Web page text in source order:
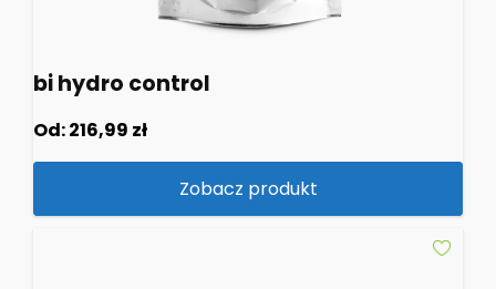
bi hydro control
Od:216,99 zł
Zobacz produkt